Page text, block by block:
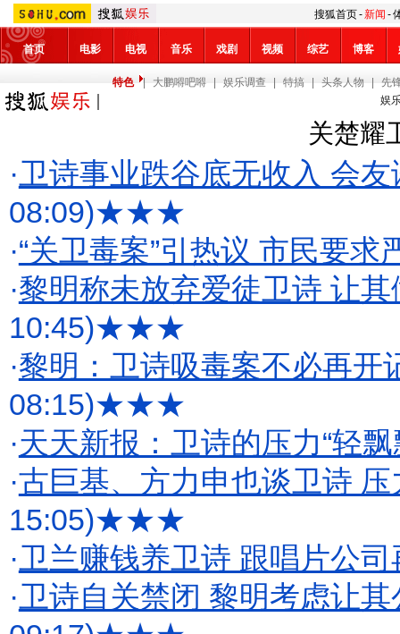
搜狐首页-新闻 -
首页 电影 电视 音乐 戏剧 视频 综艺 博客
特色 大鹏嘚吧嘚 娱乐调查 特搞 头条人物
先
娱
关楚耀
·卫诗事业跌谷底无收入 会
08:09)★★★
·“关卫毒案”引热议 市民要求
·黎明称未放弃爱徒卫诗 让
10:45)★★★
·黎明：卫诗吸毒案不必再开
08:15)★★★
·天天新报：卫诗的压力“轻飘
·古巨基、方力申也谈卫诗
15:05)★★★
·卫兰赚钱养卫诗 跟唱片公
·卫诗自关禁闭 黎明考虑让其